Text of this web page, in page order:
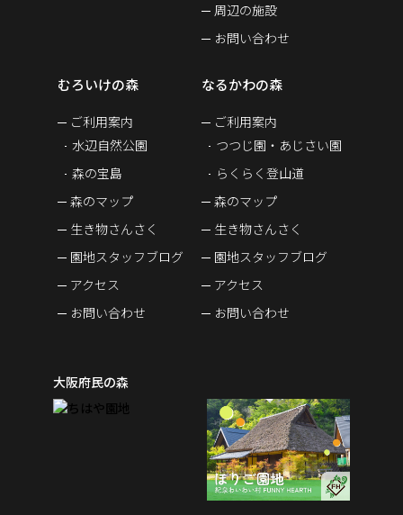
周辺の施設
お問い合わせ
むろいけの森
ご利用案内
水辺自然公園
森の宝島
森のマップ
生き物さんさく
園地スタッフブログ
アクセス
お問い合わせ
なるかわの森
ご利用案内
つつじ園・あじさい園
らくらく登山道
森のマップ
生き物さんさく
園地スタッフブログ
アクセス
お問い合わせ
大阪府民の森